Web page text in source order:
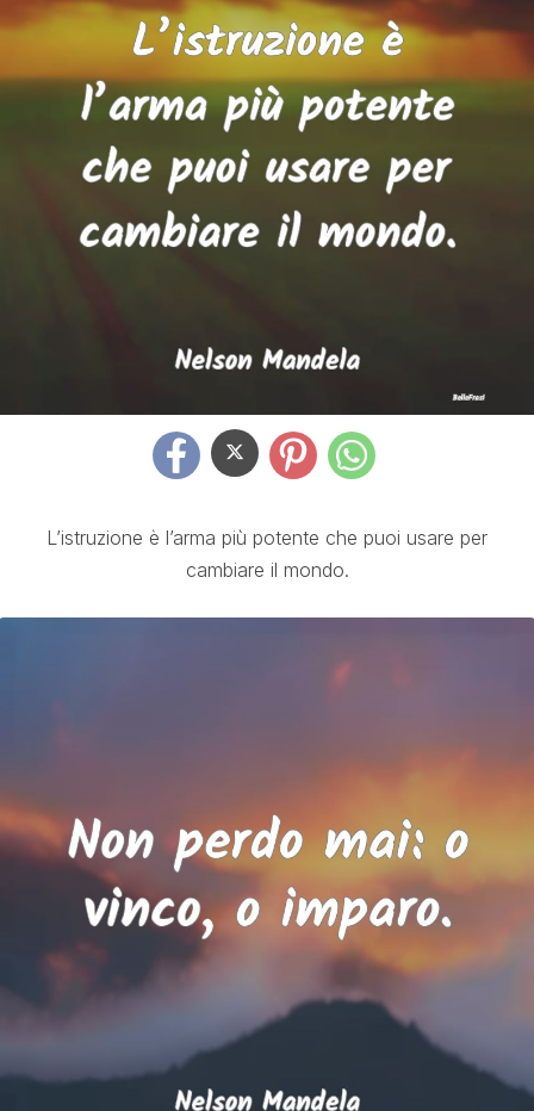
L’istruzione è l’arma più potente che puoi usare per
cambiare il mondo.